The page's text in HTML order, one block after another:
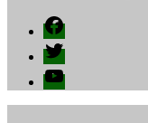
Facebook
Twitter
YouTube